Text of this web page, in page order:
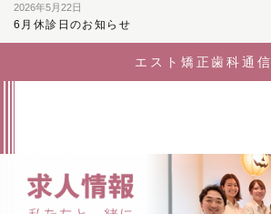
2026年5月22日
6月休診日のお知らせ
エスト矯正歯科通信